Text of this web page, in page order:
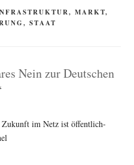
, MARKT,
, STAAT
Nein zur Deutschen
Zukunft im Netz ist öffentlich-